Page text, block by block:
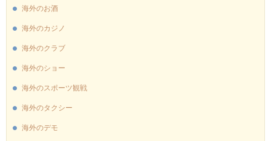
海外のお酒
海外のカジノ
海外のクラブ
海外のショー
海外のスポーツ観戦
海外のタクシー
海外のデモ